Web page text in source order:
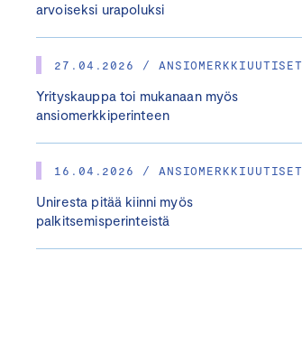
arvoiseksi urapoluksi
27.04.2026 / ANSIOMERKKIUUTISET
Yrityskauppa toi mukanaan myös
ansiomerkkiperinteen
16.04.2026 / ANSIOMERKKIUUTISET
Uniresta pitää kiinni myös
palkitsemisperinteistä